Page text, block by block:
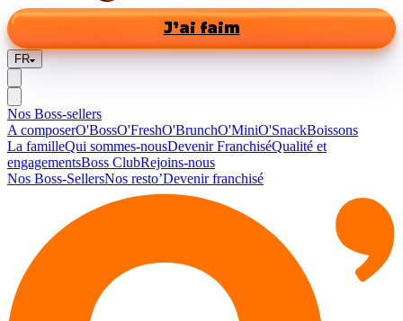
J’ai faim
FR
Nos Boss-sellers
A composerO'BossO'FreshO'BrunchO'MiniO'SnackBoissons
La familleQui sommes-nousDevenir FranchiséQualité et
engagementsBoss ClubRejoins-nous
Nos Boss-SellersNos resto’Devenir franchisé